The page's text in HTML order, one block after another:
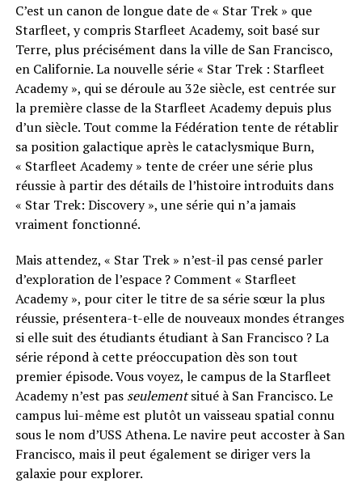
C’est un canon de longue date de « Star Trek » que
Starfleet, y compris Starfleet Academy, soit basé sur
Terre, plus précisément dans la ville de San Francisco,
en Californie. La nouvelle série « Star Trek : Starfleet
Academy », qui se déroule au 32e siècle, est centrée sur
la première classe de la Starfleet Academy depuis plus
d’un siècle. Tout comme la Fédération tente de rétablir
sa position galactique après le cataclysmique Burn,
« Starfleet Academy » tente de créer une série plus
réussie à partir des détails de l’histoire introduits dans
« Star Trek: Discovery », une série qui n’a jamais
vraiment fonctionné.
Mais attendez, « Star Trek » n’est-il pas censé parler
d’exploration de l’espace ? Comment « Starfleet
Academy », pour citer le titre de sa série sœur la plus
réussie, présentera-t-elle de nouveaux mondes étranges
si elle suit des étudiants étudiant à San Francisco ? La
série répond à cette préoccupation dès son tout
premier épisode. Vous voyez, le campus de la Starfleet
Academy n’est pas seulementsitué à San Francisco. Le
campus lui-même est plutôt un vaisseau spatial connu
sous le nom d’USS Athena. Le navire peut accoster à San
Francisco, mais il peut également se diriger vers la
galaxie pour explorer.